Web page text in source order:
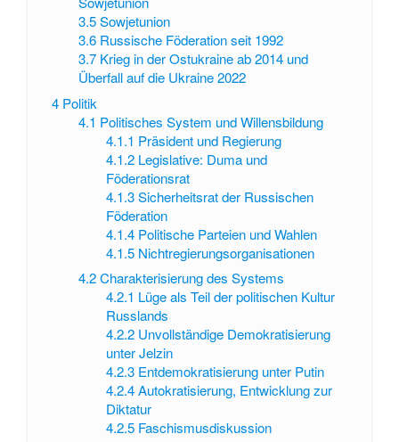
3.5 Sowjetunion
3.6 Russische Föderation seit 1992
3.7 Krieg in der Ostukraine ab 2014 und
Überfall auf die Ukraine 2022
4 Politik
4.1 Politisches System und Willensbildung
4.1.1 Präsident und Regierung
4.1.2 Legislative: Duma und
Föderationsrat
4.1.3 Sicherheitsrat der Russischen
Föderation
4.1.4 Politische Parteien und Wahlen
4.1.5 Nichtregierungsorganisationen
4.2 Charakterisierung des Systems
4.2.1 Lüge als Teil der politischen Kultur
Russlands
4.2.2 Unvollständige Demokratisierung
unter Jelzin
4.2.3 Entdemokratisierung unter Putin
4.2.4 Autokratisierung, Entwicklung zur
Diktatur
4.2.5 Faschismusdiskussion